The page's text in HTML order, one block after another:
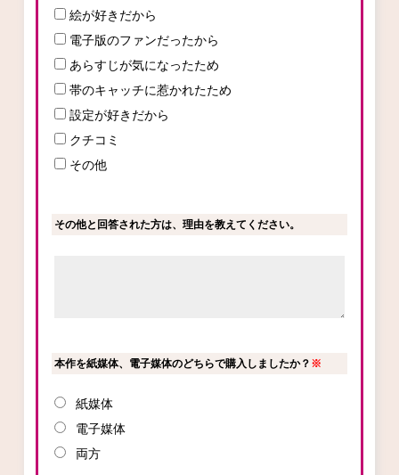
絵が好きだから
電子版のファンだったから
あらすじが気になったため
帯のキャッチに惹かれたため
設定が好きだから
クチコミ
その他
その他と回答された方は、理由を教えてください。
本作を紙媒体、電子媒体のどちらで購入しましたか？ ※
紙媒体
電子媒体
両方